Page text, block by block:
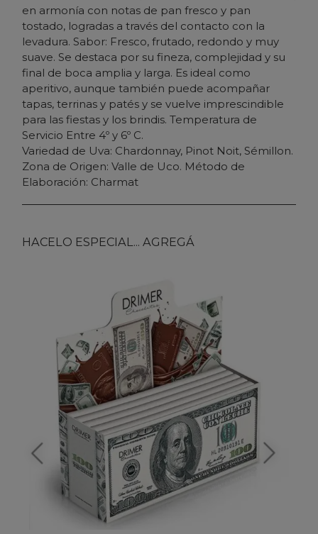
en armonía con notas de pan fresco y pan
tostado, logradas a través del contacto con la
levadura. Sabor: Fresco, frutado, redondo y muy
suave. Se destaca por su fineza, complejidad y su
final de boca amplia y larga. Es ideal como
aperitivo, aunque también puede acompañar
tapas, terrinas y patés y se vuelve imprescindible
para las fiestas y los brindis. Temperatura de
Servicio Entre 4º y 6º C.
Variedad de Uva: Chardonnay, Pinot Noit, Sémillon.
Zona de Origen: Valle de Uco. Método de
Elaboración: Charmat
HACELO ESPECIAL... AGREGÁ